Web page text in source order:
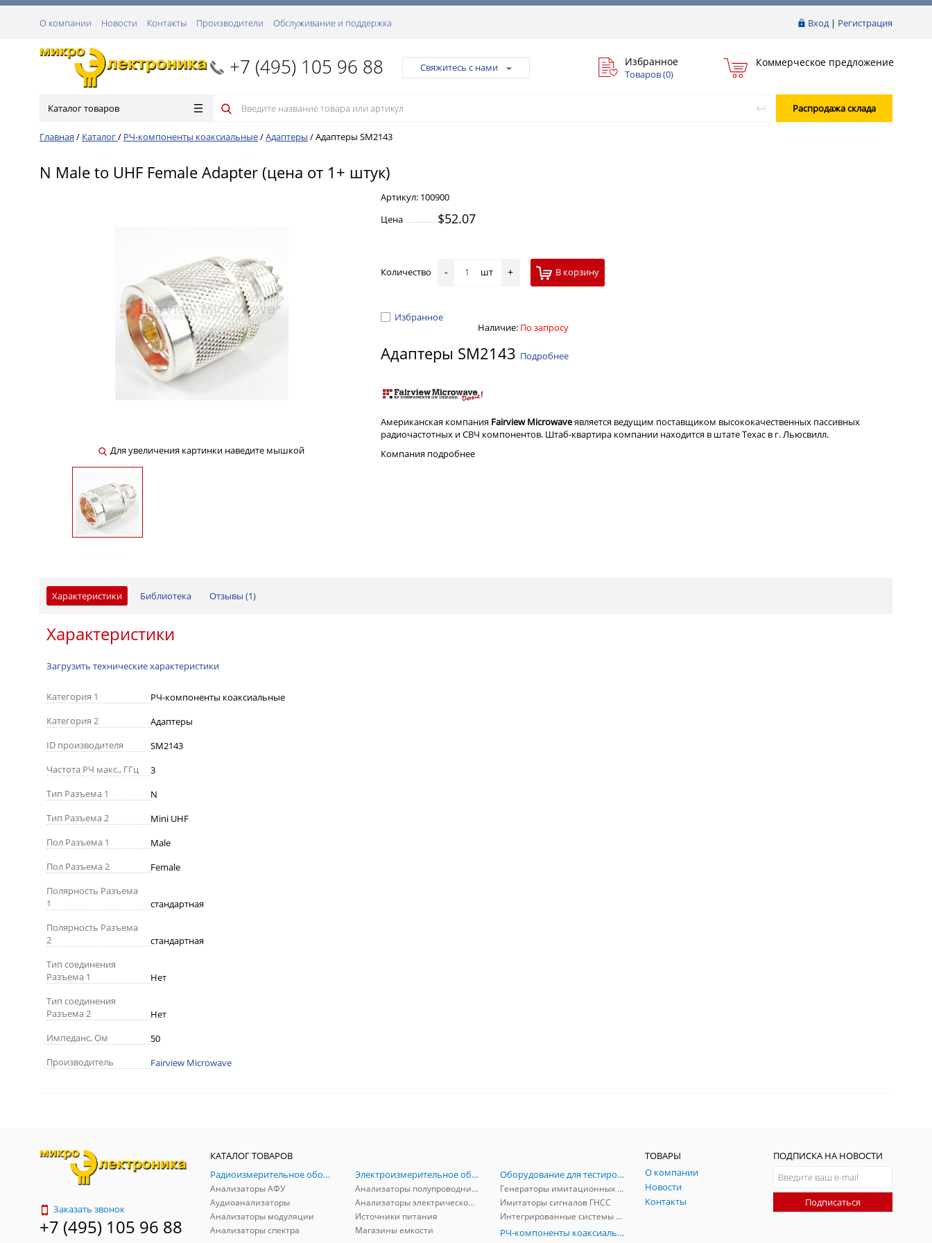
Вход| Регистрация
О компании Новости Контакты Производители Обслуживание и поддержка
+7 (495) 105 96 88 Свяжитесь с нами Избранное
Товаров (0)
Коммерческое предложение
Каталог товаров Распродажа склада
Главная / Каталог/ РЧ-компоненты коаксиальные/Адаптеры /Адаптеры SM2143
N Male to UHF Female Adapter (цена от 1+ штук)
Для увеличения картинки наведите мышкой
Артикул: 100900
Цена
$52.07
Количество - шт + В корзину
Избранное
Наличие: По запросу
Адаптеры SM2143 Подробнее
Американская компания Fairview Microwaveявляется ведущим поставщиком высококачественных пассивных
радиочастотных и СВЧ компонентов. Штаб-квартира компании находится в штате Техас в г. Льюсвилл.
Компания подробнее
Характеристики Библиотека Отзывы (1)
Характеристики
Загрузить технические характеристики
Категория 1
РЧ-компоненты коаксиальные
Категория 2
Адаптеры
ID производителя
SM2143
Частота РЧ макс., ГГц
3
Тип Разъема 1
N
Тип Разъема 2
Mini UHF
Пол Разъема 1
Male
Пол Разъема 2
Female
Полярность Разъема
1
стандартная
Полярность Разъема
2
стандартная
Тип соединения
Разъема 1
Нет
Тип соединения
Разъема 2
Нет
Импеданс, Ом
50
Производитель
Fairview Microwave
Заказать звонок
+7 (495) 105 96 88
КАТАЛОГ ТОВАРОВ
Радиоизмерительное оборудование
Анализаторы АФУ
Аудиоанализаторы
Анализаторы модуляции
Анализаторы спектра
Электроизмерительное оборудование
Анализаторы полупроводников
Анализаторы электрической мощности
Источники питания
Магазины емкости
Оборудование для тестирования и симуляции ГНСС
Генераторы имитационных и заградительных помех
Имитаторы сигналов ГНСС
Интегрированные системы защиты от ГНСС-помех
РЧ-компоненты коаксиальные
ТОВАРЫ
О компании
Новости
Контакты
ПОДПИСКА НА НОВОСТИ
Подписаться